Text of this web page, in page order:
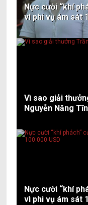
Nực cười “khí
vì phi vụ ám sát
Vì sao giải
Nguyễn Năng
Nực cười “khí
vì phi vụ ám sát